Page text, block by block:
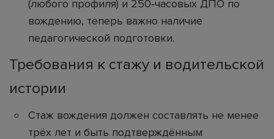
(любого профиля) и 250‑часовых ДПО по
вождению, теперь важно наличие
педагогической подготовки.
Требования к стажу и водительской
истории
Стаж вождения должен составлять не менее
трёх лет и быть подтверждённым